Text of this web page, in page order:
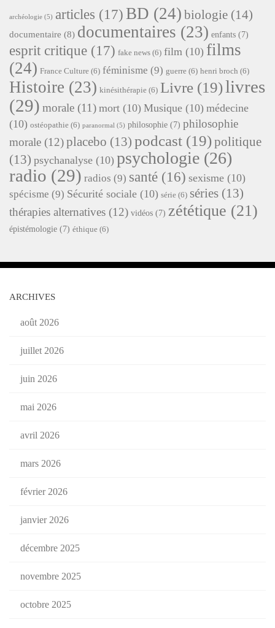
archéologie (5) articles (17) BD (24) biologie (14)
documentaire (8) documentaires (23) enfants (7)
esprit critique (17) fake news (6) film (10) films
(24) France Culture (6) féminisme (9) guerre (6) henri broch (6)
Histoire (23) kinésithérapie (6) Livre (19)livres
(29) morale (11) mort (10) Musique (10) médecine
(10) ostéopathie (6) paranormal (5) philosophie (7) philosophie
morale (12)placebo (13) podcast (19)politique
(13) psychanalyse (10) psychologie (26)
radio (29) radios (9) santé (16) sexisme (10)
spécisme (9) Sécurité sociale (10) série (6) séries (13)
thérapies alternatives (12) vidéos (7) zététique (21)
épistémologie (7) éthique (6)
ARCHIVES
août 2026
juillet 2026
juin 2026
mai 2026
avril 2026
mars 2026
février 2026
janvier 2026
décembre 2025
novembre 2025
octobre 2025